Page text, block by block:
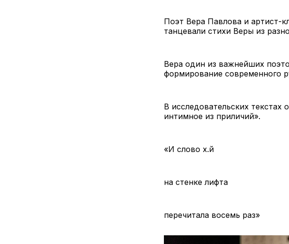
Поэт Вера Павлова и артист-
танцевали стихи Веры из
Вера один из важнейших
формирование современного
В исследовательских
интимное из приличий».
«И слово х.й
на стенке лифта
перечитала восемь раз»